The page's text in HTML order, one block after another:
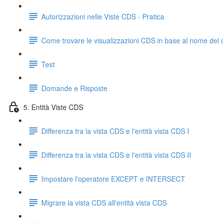
Autorizzazioni nelle Viste CDS - Pratica
Come trovare le visualizzazioni CDS in base al nome del
Test
Domande e Risposte
5. Entità Viste CDS
Differenza tra la vista CDS e l'entità vista CDS I
Differenza tra la vista CDS e l'entità vista CDS II
Impostare l'operatore EXCEPT e INTERSECT
Migrare la vista CDS all'entità vista CDS